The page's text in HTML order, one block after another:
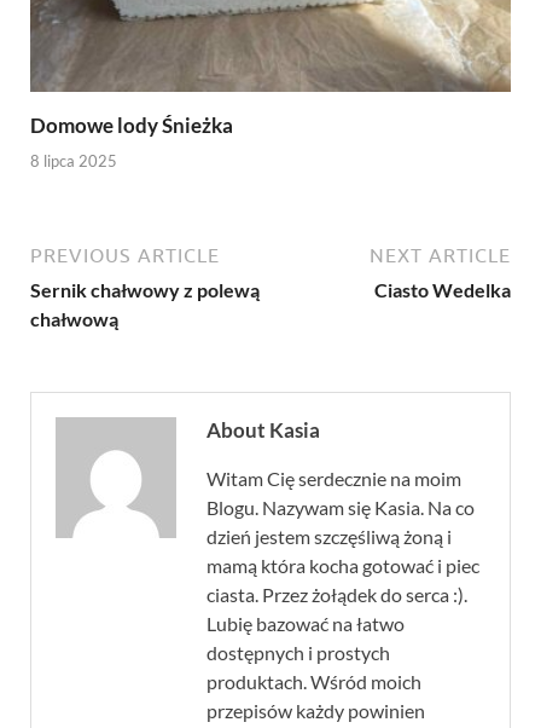
Domowe lody Śnieżka
8 lipca 2025
PREVIOUS ARTICLE
Sernik chałwowy z polewą
chałwową
NEXT ARTICLE
Ciasto Wedelka
About Kasia
Witam Cię serdecznie na moim
Blogu. Nazywam się Kasia. Na co
dzień jestem szczęśliwą żoną i
mamą która kocha gotować i piec
ciasta. Przez żołądek do serca :).
Lubię bazować na łatwo
dostępnych i prostych
produktach. Wśród moich
przepisów każdy powinien